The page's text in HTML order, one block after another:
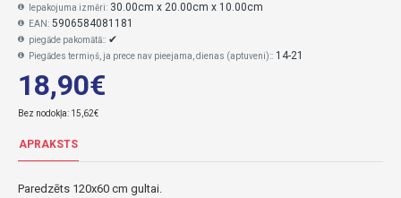
18,90€
Bez nodokļa: 15,62€
Iepakojuma izmēri: 30.00cm x 20.00cm x 10.00cm
EAN: 5906584081181
piegāde pakomātā:: ✔
Piegādes termiņš, ja prece nav pieejama, dienas (aptuveni):: 14-21
APRAKSTS
Paredzēts 120x60 cm gultai.